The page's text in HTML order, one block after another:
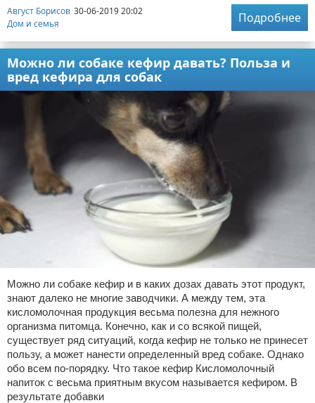
Август Борисов 30-06-2019 20:02
Дом и семья
Подробнее
Можно ли собаке кефир давать? Польза и
вред кефира для собак
Можно ли собаке кефир и в каких дозах давать этот продукт,
знают далеко не многие заводчики. А между тем, эта
кисломолочная продукция весьма полезна для нежного
организма питомца. Конечно, как и со всякой пищей,
существует ряд ситуаций, когда кефир не только не принесет
пользу, а может нанести определенный вред собаке. Однако
обо всем по-порядку. Что такое кефир Кисломолочный
напиток с весьма приятным вкусом называется кефиром. В
результате добавки